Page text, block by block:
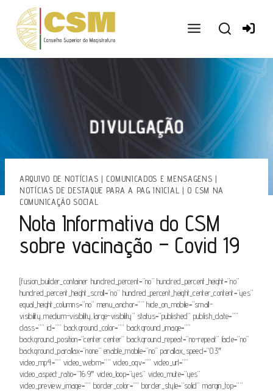
conteúdo
ARQUIVO DE NOTÍCIAS | COMUNICADOS E MENSAGENS |
NOTÍCIAS DE DESTAQUE PARA A PAG INICIAL
| O CSM NA
COMUNICAÇÃO SOCIAL
Nota Informativa do CSM
sobre vacinação – Covid 19
[fusion_builder_container hundred_percent=”no” hundred_percent_height=”no”
hundred_percent_height_scroll=”no” hundred_percent_height_center_content=”yes”
equal_height_columns=”no” menu_anchor=”” hide_on_mobile=”small-
visibility,medium-visibility,large-visibility” status=”published” publish_date=””
class=”” id=”” background_color=”” background_image=””
background_position=”center center” background_repeat=”no-repeat” fade=”no”
background_parallax=”none” enable_mobile=”no” parallax_speed=”0.3″
video_mp4=”” video_webm=”” video_ogv=”” video_url=””
video_aspect_ratio=”16:9″ video_loop=”yes” video_mute=”yes”
video_preview_image=”” border_color=”” border_style=”solid” margin_top=””